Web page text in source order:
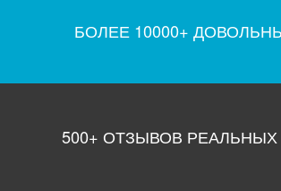
БОЛЕЕ 10000+
500+ ОТЗЫВОВ